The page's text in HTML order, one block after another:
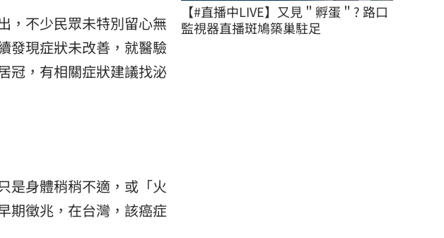
，不少民眾未特別留心無
發現症狀未改善，就醫驗
冠，有相關症狀建議找泌
是身體稍稍不適，或「火
期徵兆，在台灣，該癌症
【#直播中LIVE】又見＂孵蛋＂? 路口
監視器直播斑鳩築巢駐足